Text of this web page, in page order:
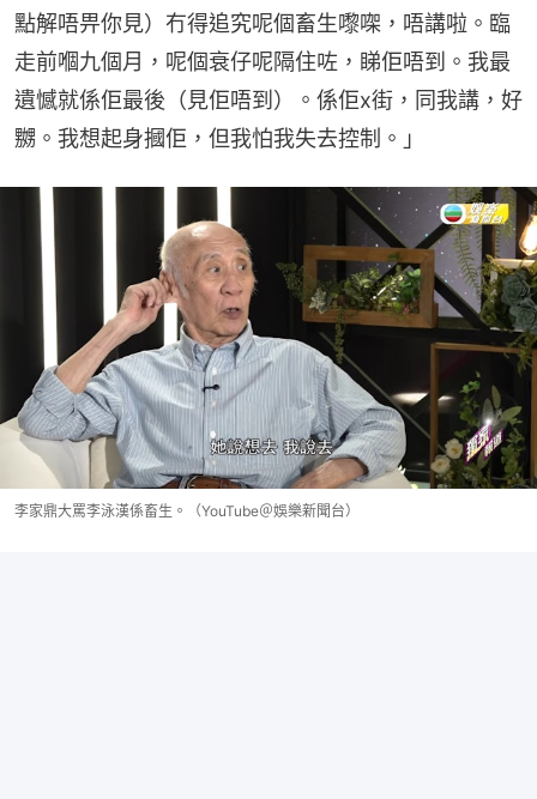
點解唔畀你見）冇得追究呢個畜生嚟㗎，唔講啦。臨
走前嗰九個月，呢個衰仔呢隔住咗，睇佢唔到。我最
遺憾就係佢最後（見佢唔到）。係佢x街，同我講，好
嬲。我想起身摑佢，但我怕我失去控制。」
李家鼎大罵李泳漢係畜生。（YouTube＠娛樂新聞台）